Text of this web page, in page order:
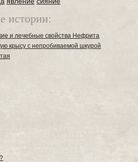
истории:
и лечебные свойства Нефрита
крысу с непробиваемой шкурой